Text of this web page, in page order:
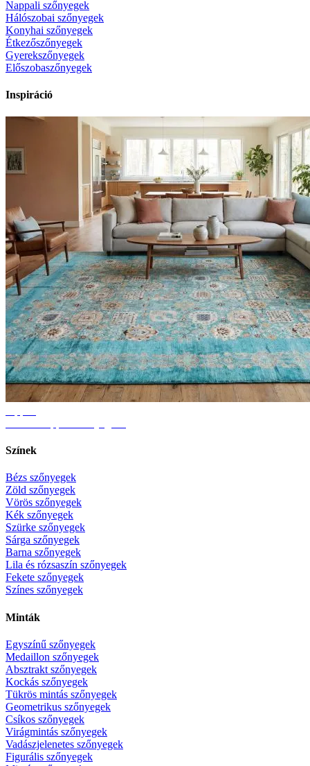
Nappali szőnyegek
Hálószobai szőnyegek
Konyhai szőnyegek
Étkezőszőnyegek
Gyerekszőnyegek
Előszobaszőnyegek
Inspiráció
Színek
Bézs szőnyegek
Zöld szőnyegek
Vörös szőnyegek
Kék szőnyegek
Szürke szőnyegek
Sárga szőnyegek
Barna szőnyegek
Lila és rózsaszín szőnyegek
Fekete szőnyegek
Színes szőnyegek
Minták
Egyszínű szőnyegek
Medaillon szőnyegek
Absztrakt szőnyegek
Kockás szőnyegek
Tükrös mintás szőnyegek
Geometrikus szőnyegek
Csíkos szőnyegek
Virágmintás szőnyegek
Vadászjelenetes szőnyegek
Figurális szőnyegek